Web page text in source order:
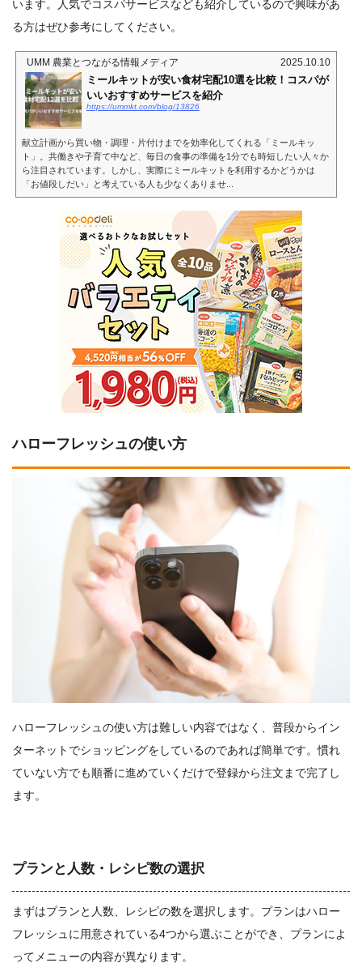
います。人気でコスパサービスなども紹介しているので興味があ
る方はぜひ参考にしてください。
UMM 農業とつながる情報メディア 2025.10.10
ミールキットが安い食材宅配10選を比較！コスパが
いいおすすめサービスを紹介
https://ummkt.com/blog/13826
献立計画から買い物・調理・片付けまでを効率化してくれる「ミールキッ
ト」。共働きや子育て中など、毎日の食事の準備を1分でも時短したい人々か
ら注目されています。しかし、実際にミールキットを利用するかどうかは
「お値段しだい」と考えている人も少なくありませ...
ハローフレッシュの使い方
ハローフレッシュの使い方は難しい内容ではなく、普段からイン
ターネットでショッピングをしているのであれば簡単です。慣れ
ていない方でも順番に進めていくだけで登録から注文まで完了し
ます。
プランと人数・レシピ数の選択
まずはプランと人数、レシピの数を選択します。プランはハロー
フレッシュに用意されている4つから選ぶことができ、プランによ
ってメニューの内容が異なります。